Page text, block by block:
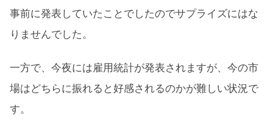
事前に発表していたことでしたのでサプライズにはな
りませんでした。
一方で、今夜には雇用統計が発表されますが、今の市
場はどちらに振れると好感されるのかが難しい状況で
す。